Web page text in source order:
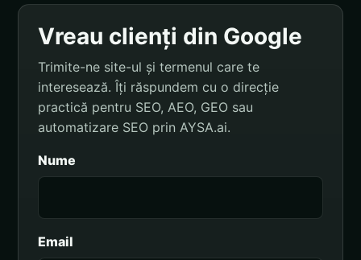
Vreau clienți din Google
Trimite-ne site-ul și termenul care te
interesează. Îți răspundem cu o direcție
practică pentru SEO, AEO, GEO sau
automatizare SEO prin AYSA.ai.
Nume
Email